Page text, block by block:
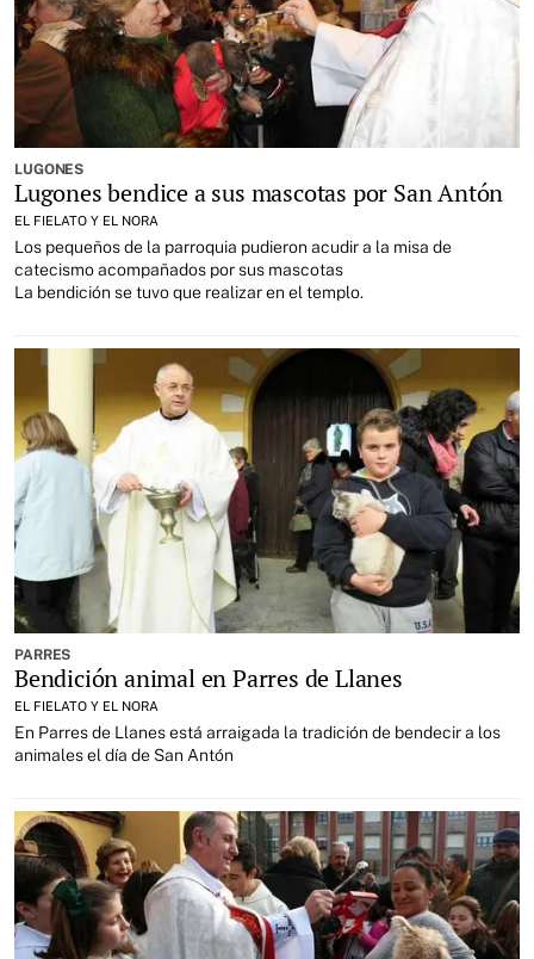
LUGONES
Lugones bendice a sus mascotas por San Antón
EL FIELATO Y EL NORA
Los pequeños de la parroquia pudieron acudir a la misa de
catecismo acompañados por sus mascotas
La bendición se tuvo que realizar en el templo.
PARRES
Bendición animal en Parres de Llanes
EL FIELATO Y EL NORA
En Parres de Llanes está arraigada la tradición de bendecir a los
animales el día de San Antón